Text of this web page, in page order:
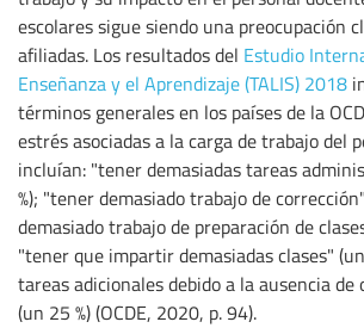
escolares sigue siendo una preocupación
afiliadas. Los resultados del Estudio
Enseñanza y el Aprendizaje (TALIS) 2018
términos generales en los países de la
estrés asociadas a la carga de trabajo del
incluían: "tener demasiadas tareas
%); "tener demasiado trabajo de
demasiado trabajo de preparación de
"tener que impartir demasiadas clases"
tareas adicionales debido a la ausencia de
(un 25 %) (OCDE, 2020, p. 94).